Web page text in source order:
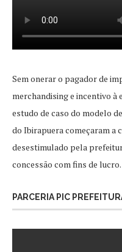
Sem onerar o pagador de
merchandising e incentivo à
estudo de caso do modelo
do Ibirapuera começaram a
desestimulado pela
concessão com fins de lucro.
PARCERIA PIC